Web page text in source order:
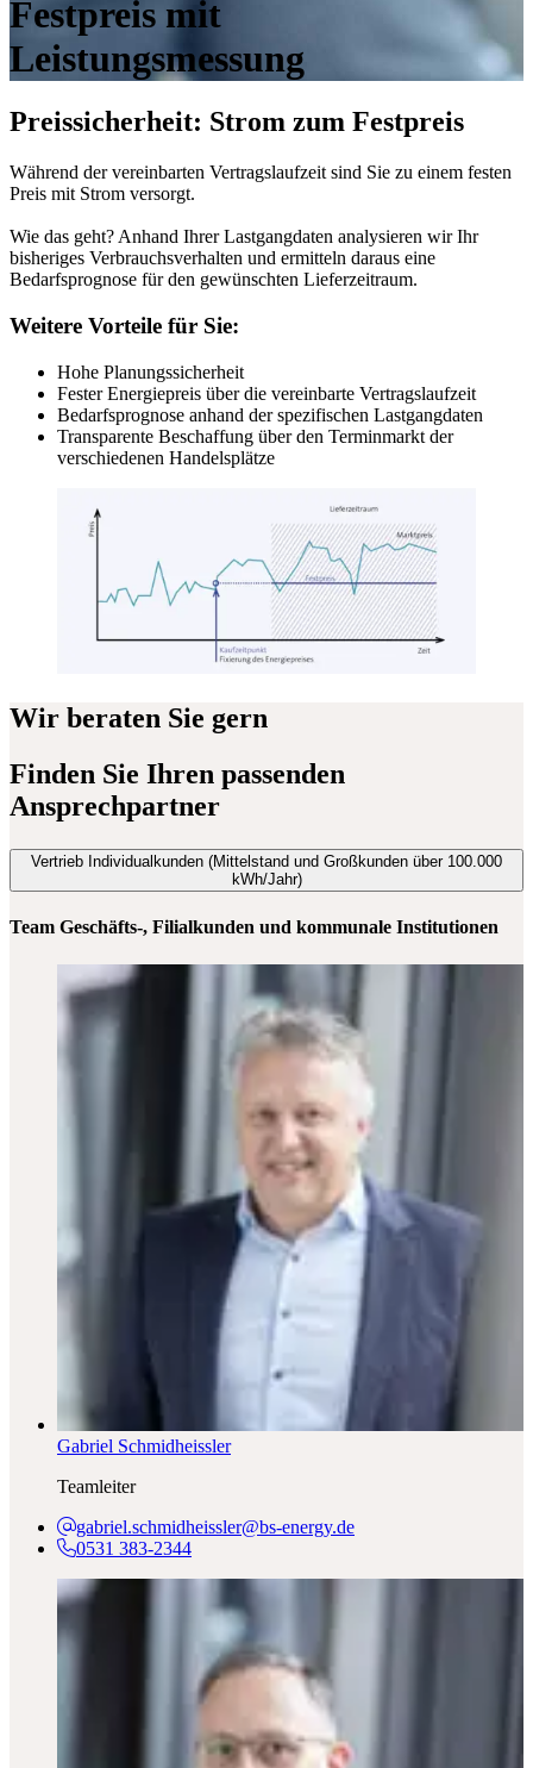
Festpreis mit
Leistungsmessung
Preissicherheit: Strom zum Festpreis
Während der vereinbarten Vertragslaufzeit sind Sie zu einem festen
Preis mit Strom versorgt.
Wie das geht? Anhand Ihrer Lastgangdaten analysieren wir Ihr
bisheriges Verbrauchsverhalten und ermitteln daraus eine
Bedarfsprognose für den gewünschten Lieferzeitraum.
Weitere Vorteile für Sie:
Hohe Planungssicherheit
Fester Energiepreis über die vereinbarte Vertragslaufzeit
Bedarfsprognose anhand der spezifischen Lastgangdaten
Transparente Beschaffung über den Terminmarkt der
verschiedenen Handelsplätze
Wir beraten Sie gern
Finden Sie Ihren passenden
Ansprechpartner
Vertrieb Individualkunden (Mittelstand und Großkunden über 100.000
kWh/Jahr)
Team Geschäfts-, Filialkunden und kommunale Institutionen
Gabriel Schmidheissler
Teamleiter
gabriel.schmidheissler@bs-energy.de
0531 383-2344